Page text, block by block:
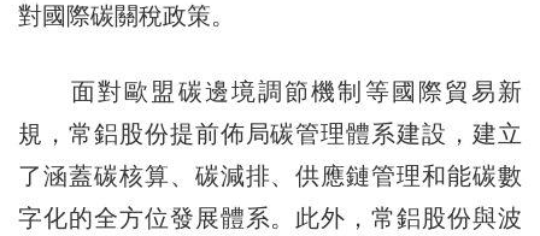
對國際碳關稅政策。
面對歐盟碳邊境調節機制等國際貿易新
規，常鋁股份提前佈局碳管理體系建設，建立
了涵蓋碳核算、碳減排、供應鏈管理和能碳數
字化的全方位發展體系。此外，常鋁股份與波